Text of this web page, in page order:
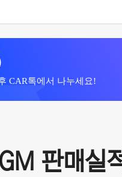
CAR톡에서 나누세요!
판매실